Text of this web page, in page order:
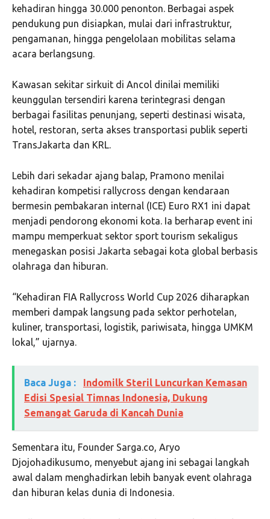
kehadiran hingga 30.000 penonton. Berbagai aspek
pendukung pun disiapkan, mulai dari infrastruktur,
pengamanan, hingga pengelolaan mobilitas selama
acara berlangsung.
Kawasan sekitar sirkuit di Ancol dinilai memiliki
keunggulan tersendiri karena terintegrasi dengan
berbagai fasilitas penunjang, seperti destinasi wisata,
hotel, restoran, serta akses transportasi publik seperti
TransJakarta dan KRL.
Lebih dari sekadar ajang balap, Pramono menilai
kehadiran kompetisi rallycross dengan kendaraan
bermesin pembakaran internal (ICE) Euro RX1 ini dapat
menjadi pendorong ekonomi kota. Ia berharap event ini
mampu memperkuat sektor sport tourism sekaligus
menegaskan posisi Jakarta sebagai kota global berbasis
olahraga dan hiburan.
“Kehadiran FIA Rallycross World Cup 2026 diharapkan
memberi dampak langsung pada sektor perhotelan,
kuliner, transportasi, logistik, pariwisata, hingga UMKM
lokal,” ujarnya.
Baca Juga :
Indomilk Steril Luncurkan Kemasan
Edisi Spesial Timnas Indonesia, Dukung
Semangat Garuda di Kancah Dunia
Sementara itu, Founder Sarga.co, Aryo
Djojohadikusumo, menyebut ajang ini sebagai langkah
awal dalam menghadirkan lebih banyak event olahraga
dan hiburan kelas dunia di Indonesia.